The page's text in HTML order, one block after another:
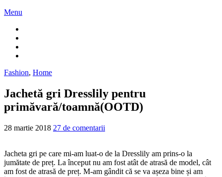
Menu
Fashion, Home
Jachetă gri Dresslily pentru
primăvară/toamnă(OOTD)
28 martie 2018 27 de comentarii
Jacheta gri pe care mi-am luat-o de la Dresslily am prins-o la
jumătate de preț. La început nu am fost atât de atrasă de model, cât
am fost de atrasă de preț. M-am gândit că se va așeza bine și am